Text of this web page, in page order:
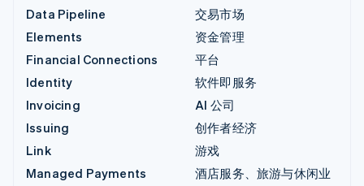
Data Pipeline
Elements
Financial Connections
Identity
Invoicing
Issuing
Link
Managed Payments
交易市场
资金管理
平台
软件即服务
AI 公司
创作者经济
游戏
酒店服务、旅游与休闲业